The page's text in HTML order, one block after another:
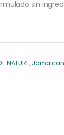
sin
NATURE,